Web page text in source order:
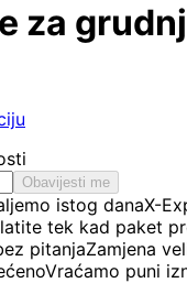
za
Obavijesti me
istog danaX-
tek kad paket
pitanjaZamjena
Vraćamo puni